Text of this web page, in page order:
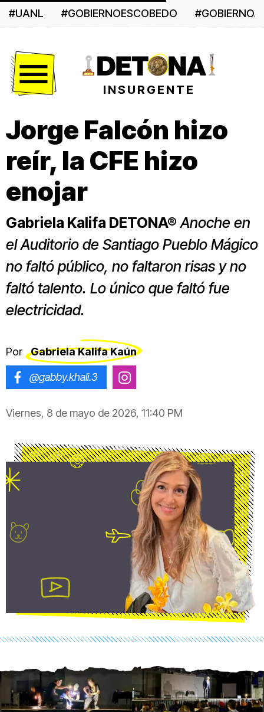
#UANL #GOBIERNOESCOBEDO
INSURGENTE
Jorge Falcón hizo
reír, la CFE hizo
enojar
Gabriela Kalifa DETONA® Anoche en
el Auditorio de Santiago Pueblo Mágico
no faltó público, no faltaron risas y no
faltó talento. Lo único que faltó fue
electricidad.
Por Gabriela Kalifa Kaún
@gabby.khali.3
Viernes, 8 de mayo de 2026, 11:40 PM